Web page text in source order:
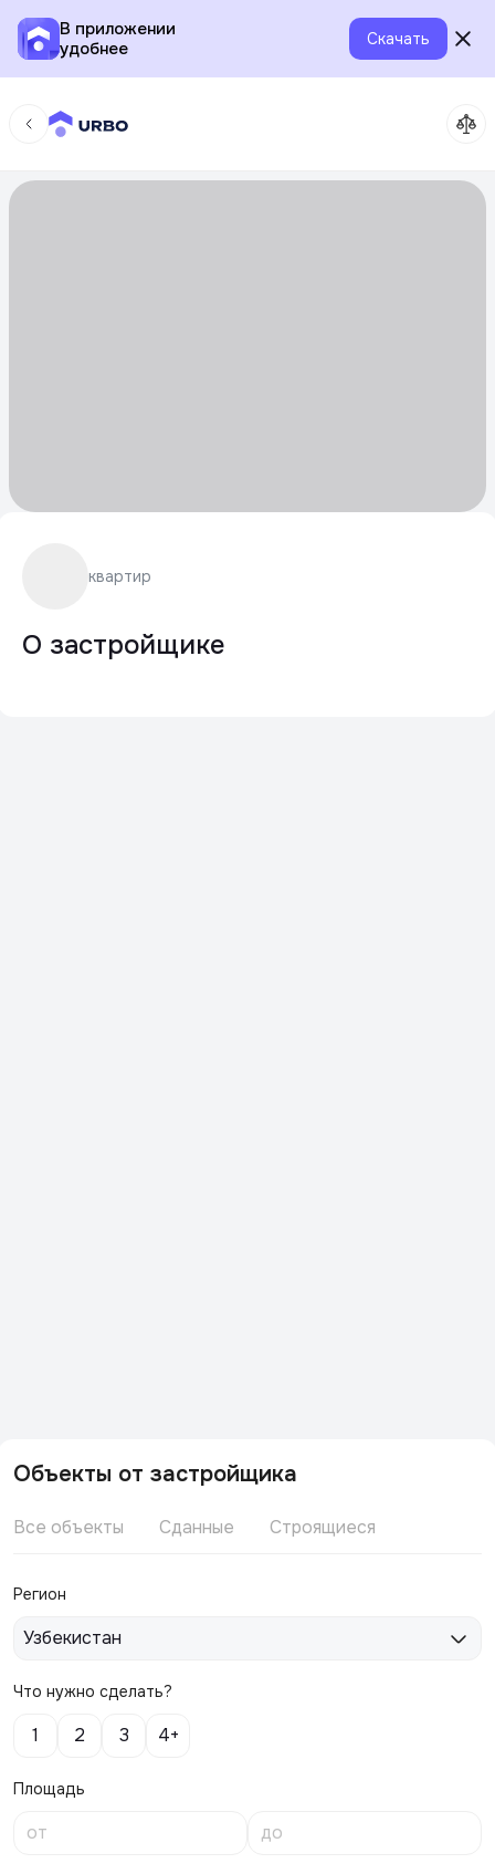
В приложении
удобнее
Скачать
квартир
О застройщике
Объекты от застройщика
Все объекты Сданные Строящиеся
Регион
Узбекистан
Что нужно сделать?
1 2 3 4+
Площадь